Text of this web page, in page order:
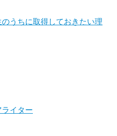
うちに取得しておきたい理
イター